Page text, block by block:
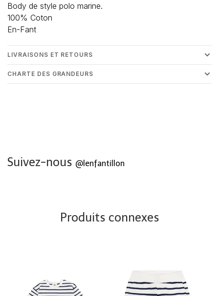
Body de style polo marine.
100% Coton
En-Fant
LIVRAISONS ET RETOURS
CHARTE DES GRANDEURS
Suivez-nous @lenfantillon
Produits connexes